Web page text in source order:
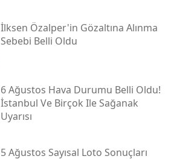
İlksen Özalper'in Gözaltına Alınma
Sebebi Belli Oldu
6 Ağustos Hava Durumu Belli Oldu!
İstanbul Ve Birçok Ile Sağanak
Uyarısı
5 Ağustos Sayısal Loto Sonuçları